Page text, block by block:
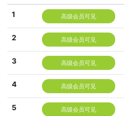
1 高级会员可见
2 高级会员可见
3 高级会员可见
4 高级会员可见
5 高级会员可见